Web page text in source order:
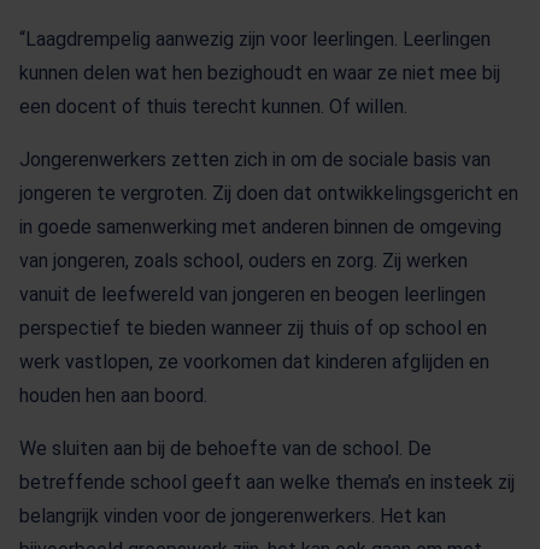
“Laagdrempelig aanwezig zijn voor leerlingen. Leerlingen
kunnen delen wat hen bezighoudt en waar ze niet mee bij
een docent of thuis terecht kunnen. Of willen.
Jongerenwerkers zetten zich in om de sociale basis van
jongeren te vergroten. Zij doen dat ontwikkelingsgericht en
in goede samenwerking met anderen binnen de omgeving
van jongeren, zoals school, ouders en zorg. Zij werken
vanuit de leefwereld van jongeren en beogen leerlingen
perspectief te bieden wanneer zij thuis of op school en
werk vastlopen, ze voorkomen dat kinderen afglijden en
houden hen aan boord.
We sluiten aan bij de behoefte van de school. De
betreffende school geeft aan welke thema’s en insteek zij
belangrijk vinden voor de jongerenwerkers. Het kan